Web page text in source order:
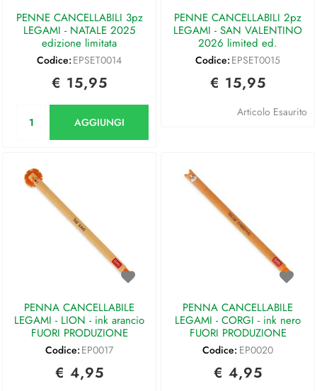
PENNE CANCELLABILI 3pz
LEGAMI - NATALE 2025
edizione limitata
Codice: EPSET0014
€ 15,95
AGGIUNGI
PENNE CANCELLABILI 2pz
LEGAMI - SAN VALENTINO
2026 limited ed.
Codice: EPSET0015
€ 15,95
Articolo Esaurito
PENNA CANCELLABILE
LEGAMI - LION - ink arancio
FUORI PRODUZIONE
Codice: EP0017
€ 4,95
PENNA CANCELLABILE
LEGAMI - CORGI - ink nero
FUORI PRODUZIONE
Codice: EP0020
€ 4,95